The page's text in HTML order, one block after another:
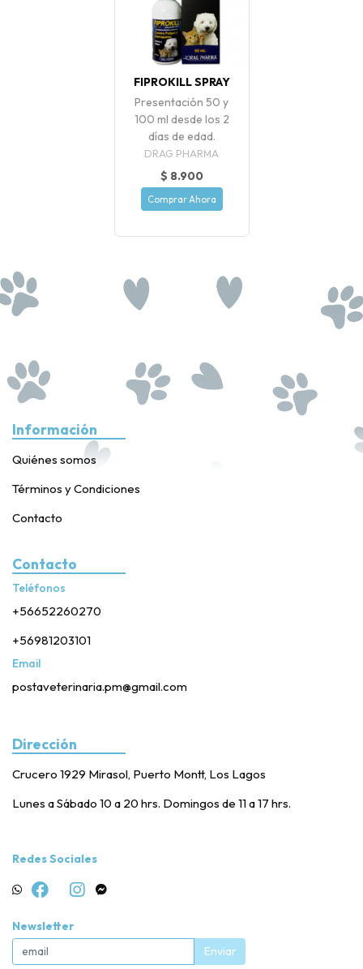
FIPROKILL SPRAY
Presentación 50 y
100 ml desde los 2
días de edad.
DRAG PHARMA
$ 8.900
Comprar Ahora
Información
Quiénes somos
Términos y Condiciones
Contacto
Contacto
Teléfonos
+56652260270
+56981203101
Email
postaveterinaria.pm@gmail.com
Dirección
Crucero 1929 Mirasol, Puerto Montt, Los Lagos
Lunes a Sábado 10 a 20 hrs. Domingos de 11 a 17 hrs.
Redes Sociales
Newsletter
Enviar